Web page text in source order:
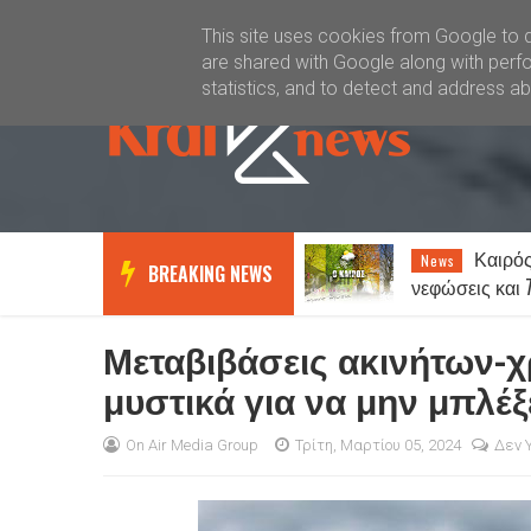
Καλώς ήλθατε Kral News
BREAKING NEWS
Ξάνθη: Έξι συλλήψεις
για παράνομα τυχερά παιχνίδια
News
νεφώσεις και
Μεταβιβάσεις ακινήτων-
μυστικά για να μην
On Air Media Group Τρίτη, Μαρτίου 05, 2024 Δεν
This site uses cookies from Google to
are shared with Google along with
statistics, and to detect and address